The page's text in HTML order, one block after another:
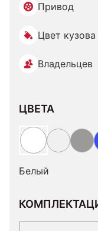
Привод
Цвет кузова
Владельцев
ЦВЕТА
Белый